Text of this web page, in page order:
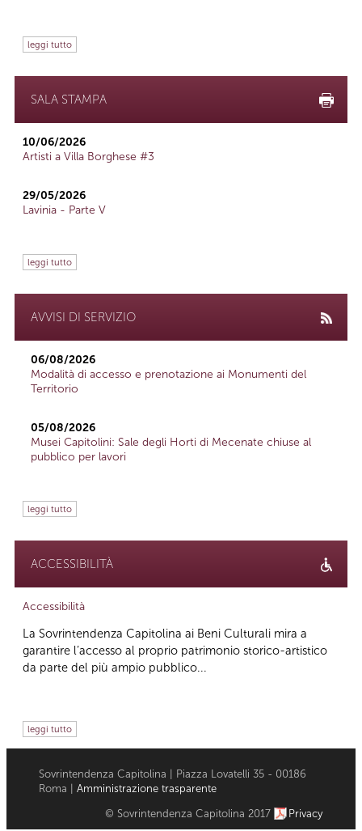
leggi tutto
SALA STAMPA
10/06/2026
Artisti a Villa Borghese #3
29/05/2026
Lavinia - Parte V
leggi tutto
AVVISI DI SERVIZIO
06/08/2026
Modalità di accesso e prenotazione ai Monumenti del
Territorio
05/08/2026
Musei Capitolini: Sale degli Horti di Mecenate chiuse al
pubblico per lavori
leggi tutto
ACCESSIBILITÀ
Accessibilità
La Sovrintendenza Capitolina ai Beni Culturali mira a
garantire l’accesso al proprio patrimonio storico-artistico
da parte del più ampio pubblico...
leggi tutto
Sovrintendenza Capitolina | Piazza Lovatelli 35 - 00186
Roma | Amministrazione trasparente
© Sovrintendenza Capitolina 2017 Privacy